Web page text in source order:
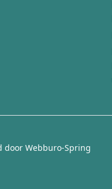
door Webburo-Spring